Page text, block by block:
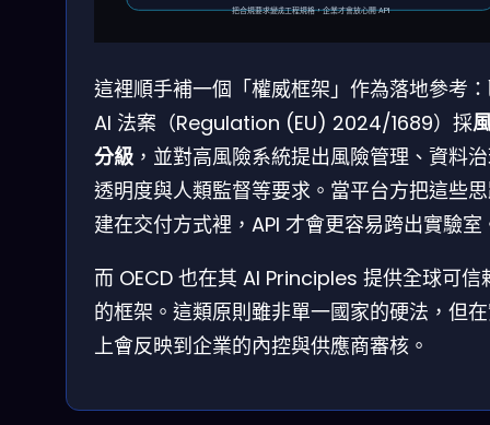
把合規要求變成工程規格，企業才會放心開 API
這裡順手補一個「權威框架」作為落地參考
AI 法案（Regulation (EU) 2024/1689）採
分級 ，並對高風險系統提出風險管理、資料
透明度與人類監督等要求。當平台方把這些
建在交付方式裡，API 才會更容易跨出實驗室
而 OECD 也在其 AI Principles 提供全球可信
的框架。這類原則雖非單一國家的硬法，但
上會反映到企業的內控與供應商審核。